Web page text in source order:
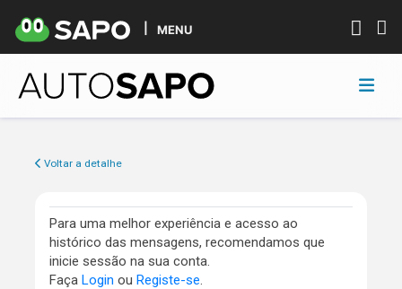
MENU
Voltar a detalhe
Para uma melhor experiência e acesso ao
histórico das mensagens, recomendamos que
inicie sessão na sua conta.
Faça Login ou Registe-se.